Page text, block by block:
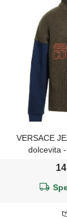
VERSACE
dolcevita